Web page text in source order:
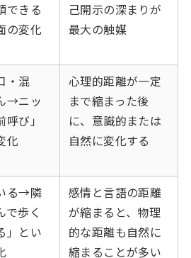
できる
の変化
己開示の深まりが
最大の触媒
・混
→ニッ
び」
化
心理的距離が一定
まで縮まった後
に、意識的または
自然に変化する
る→隣
で歩く
」とい
感情と言語の距離
が縮まると、物理
的な距離も自然に
縮まることが多い